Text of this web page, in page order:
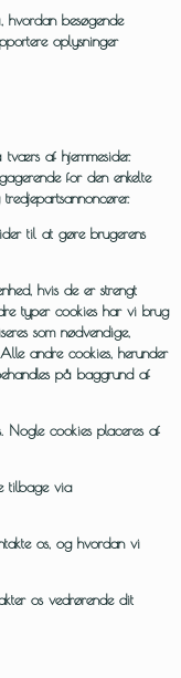
hvordan besøgende
oplysninger
af hjemmesider.
for den enkelte
til at gøre brugerens
hvis de er strengt
typer cookies har vi brug
som nødvendige,
andre cookies, herunder
på baggrund af
Nogle cookies placeres af
tilbage via
os, og hvordan vi
os vedrørende dit